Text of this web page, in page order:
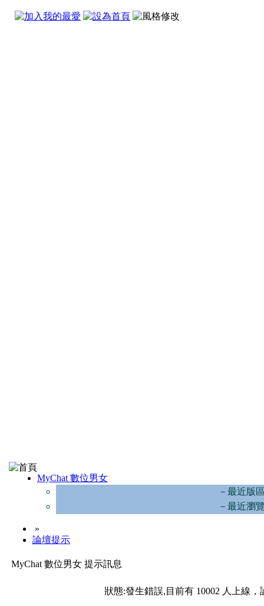
MyChat 數位男女
－最近版
－最近瀏
»
論壇提示
MyChat 數位男女 提示訊息
狀態:發生錯誤,目前有 10002 人上線